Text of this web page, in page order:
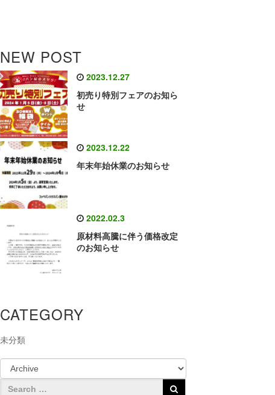
NEW POST
2023.12.27
初売り特別フェアのお知ら
せ
2023.12.22
年末年始休業のお知らせ
2022.02.3
原材料高騰に伴う価格改定
のお知らせ
CATEGORY
未分類